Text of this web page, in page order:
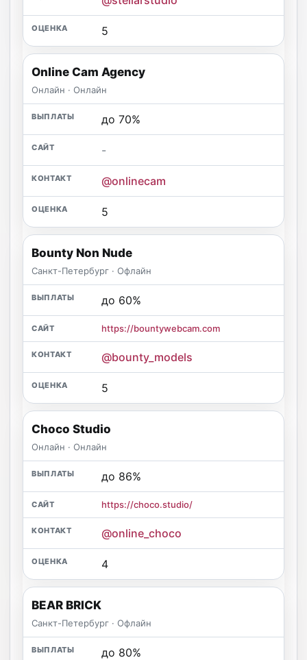
5
Online Cam Agency
Онлайн · Онлайн
до 70%
-
@onlinecam
5
Bounty Non Nude
Санкт-Петербург · Офлайн
до 60%
https://bountywebcam.com
@bounty_models
5
Choco Studio
Онлайн · Онлайн
до 86%
https://choco.studio/
@online_choco
4
BEAR BRICK
Санкт-Петербург · Офлайн
до 80%